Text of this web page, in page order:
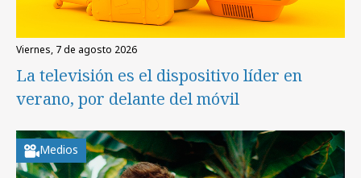
viernes, 7 de agosto 2026
La televisión es el dispositivo líder en
verano, por delante del móvil
Medios